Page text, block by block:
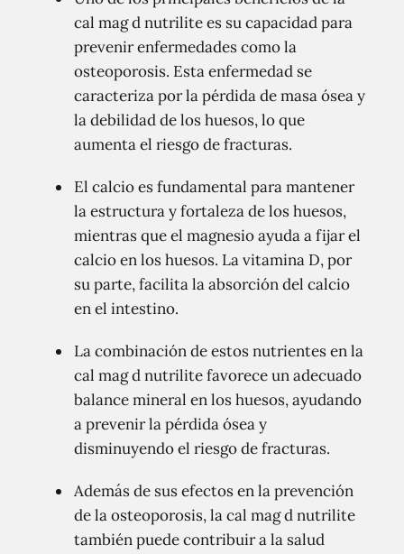
cal mag d nutrilite es su capacidad para
prevenir enfermedades como la
osteoporosis. Esta enfermedad se
caracteriza por la pérdida de masa ósea y
la debilidad de los huesos, lo que
aumenta el riesgo de fracturas.
El calcio es fundamental para mantener
la estructura y fortaleza de los huesos,
mientras que el magnesio ayuda a fijar el
calcio en los huesos. La vitamina D, por
su parte, facilita la absorción del calcio
en el intestino.
La combinación de estos nutrientes en la
cal mag d nutrilite favorece un adecuado
balance mineral en los huesos, ayudando
a prevenir la pérdida ósea y
disminuyendo el riesgo de fracturas.
Además de sus efectos en la prevención
de la osteoporosis, la cal mag d nutrilite
también puede contribuir a la salud